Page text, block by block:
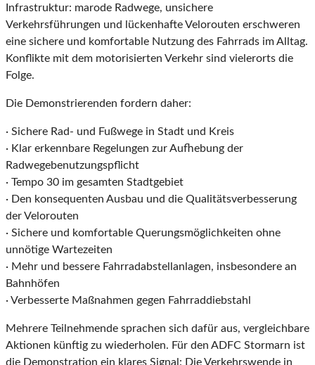
Infrastruktur: marode Radwege, unsichere
Verkehrsführungen und lückenhafte Velorouten erschweren
eine sichere und komfortable Nutzung des Fahrrads im Alltag.
Konflikte mit dem motorisierten Verkehr sind vielerorts die
Folge.
Die Demonstrierenden fordern daher:
· Sichere Rad- und Fußwege in Stadt und Kreis
· Klar erkennbare Regelungen zur Aufhebung der
Radwegebenutzungspflicht
· Tempo 30 im gesamten Stadtgebiet
· Den konsequenten Ausbau und die Qualitätsverbesserung
der Velorouten
· Sichere und komfortable Querungsmöglichkeiten ohne
unnötige Wartezeiten
· Mehr und bessere Fahrradabstellanlagen, insbesondere an
Bahnhöfen
· Verbesserte Maßnahmen gegen Fahrraddiebstahl
Mehrere Teilnehmende sprachen sich dafür aus, vergleichbare
Aktionen künftig zu wiederholen. Für den ADFC Stormarn ist
die Demonstration ein klares Signal: Die Verkehrswende in